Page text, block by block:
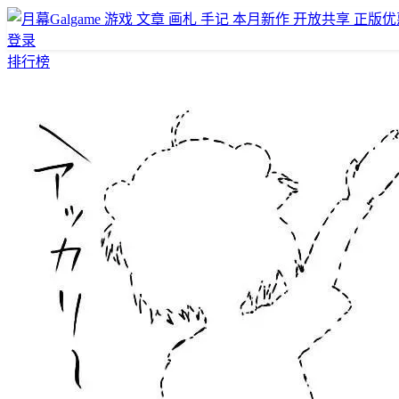
游戏 文章 画札 手记 本月新作 开放共享 正版
登录
排行榜